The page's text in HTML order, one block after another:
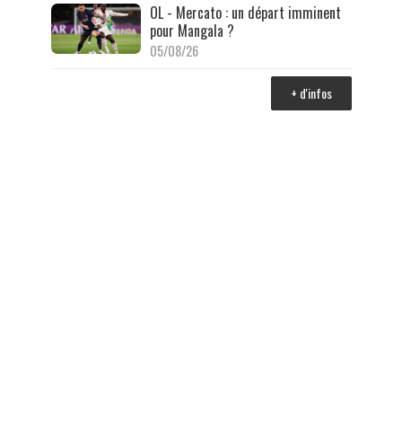
OL - Mercato : un départ imminent
pour Mangala ?
05/08/26
+ d'infos